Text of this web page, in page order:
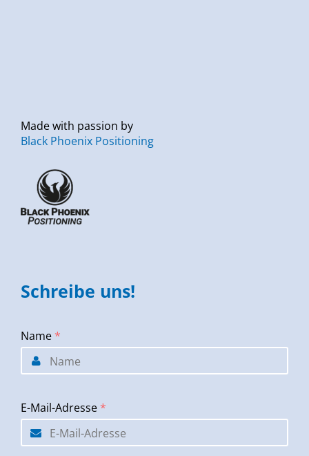
Made with passion by
Black Phoenix Positioning
Schreibe uns!
Name *
E-Mail-Adresse *